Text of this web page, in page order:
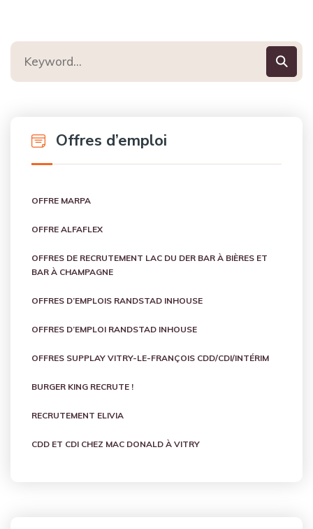
Offres d’emploi
OFFRE MARPA
OFFRE ALFAFLEX
OFFRES DE RECRUTEMENT LAC DU DER BAR À BIÈRES ET
BAR À CHAMPAGNE
OFFRES D’EMPLOIS RANDSTAD INHOUSE
OFFRES D’EMPLOI RANDSTAD INHOUSE
OFFRES SUPPLAY VITRY-LE-FRANÇOIS CDD/CDI/INTÉRIM
BURGER KING RECRUTE !
RECRUTEMENT ELIVIA
CDD ET CDI CHEZ MAC DONALD À VITRY